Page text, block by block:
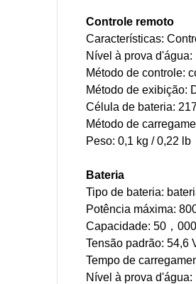
Controle remoto
Características:
Nível à prova d'água:
Método de controle:
Método de exibição:
Célula de bateria:
Método de
Peso: 0,1 kg / 0,22 lb
Bateria
Tipo de bateria:
Potência máxima:
Capacidade: 50，
Tensão padrão: 54,6
Tempo de
Nível à prova d'água: